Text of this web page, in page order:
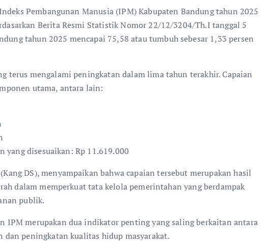
Pembangunan Manusia (IPM) Kabupaten Bandung tahun 2025
Berita Resmi Statistik Nomor 22/12/3204/Th.I tanggal 5
tahun 2025 mencapai 75,58 atau tumbuh sebesar 1,33 persen
terus mengalami peningkatan dalam lima tahun terakhir. Capaian
utama, antara lain:
disesuaikan: Rp 11.619.000
DS), menyampaikan bahwa capaian tersebut merupakan hasil
dalam memperkuat tata kelola pemerintahan yang berdampak
publik.
IPM merupakan dua indikator penting yang saling berkaitan antara
peningkatan kualitas hidup masyarakat.